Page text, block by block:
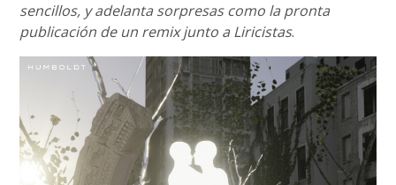
sencillos, y adelanta sorpresas como la pronta
publicación de un remix junto a Liricistas.